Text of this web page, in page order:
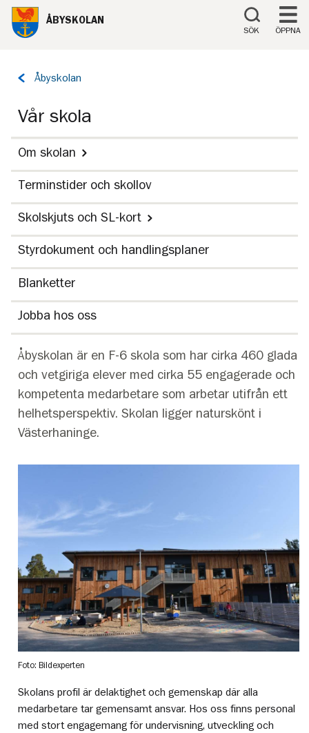
Till innehåll på sidan
ÅBYSKOLAN
SÖK ÖPPNA
Tillbaka
Åbyskolan
Vår skola
Om skolan
Terminstider och skollov
Skolskjuts och SL-kort
Styrdokument och handlingsplaner
Blanketter
Jobba hos oss
Åbyskolan är en F-6 skola som har cirka 460 glada
och vetgiriga elever med cirka 55 engagerade och
kompetenta medarbetare som arbetar utifrån ett
helhetsperspektiv. Skolan ligger naturskönt i
Västerhaninge.
Foto: Bildexperten
Skolans profil är delaktighet och gemenskap där alla
medarbetare tar gemensamt ansvar. Hos oss finns personal
med stort engagemang för undervisning, utveckling och